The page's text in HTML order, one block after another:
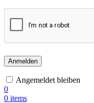
Anmelden
Angemeldet bleiben
0
0 items